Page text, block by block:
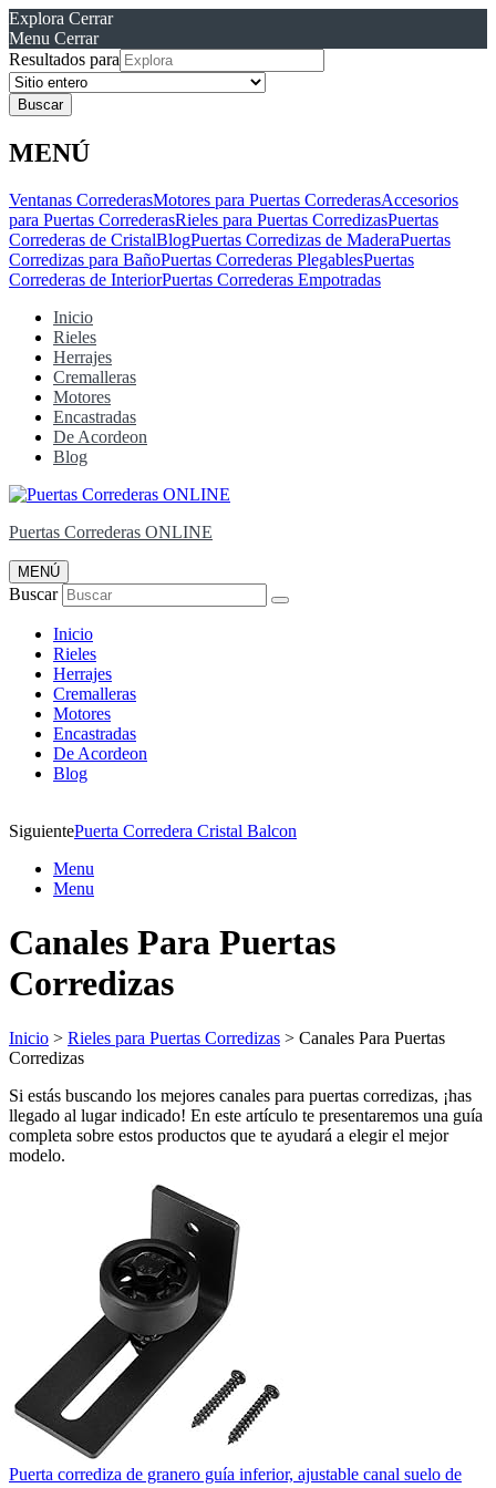
Explora Cerrar
Menu Cerrar
Resultados para
MENÚ
Ventanas CorrederasMotores para Puertas CorrederasAccesorios
para Puertas CorrederasRieles para Puertas CorredizasPuertas
Correderas de CristalBlogPuertas Corredizas de MaderaPuertas
Corredizas para BañoPuertas Correderas PlegablesPuertas
Correderas de InteriorPuertas Correderas Empotradas
Inicio
Rieles
Herrajes
Cremalleras
Motores
Encastradas
De Acordeon
Blog
Puertas Correderas ONLINE
MENÚ
Buscar
Inicio
Rieles
Herrajes
Cremalleras
Motores
Encastradas
De Acordeon
Blog
SiguientePuerta Corredera Cristal Balcon
Menu
Menu
Canales Para Puertas
Corredizas
Inicio > Rieles para Puertas Corredizas > Canales Para Puertas
Corredizas
Si estás buscando los mejores canales para puertas corredizas, ¡has
llegado al lugar indicado! En este artículo te presentaremos una guía
completa sobre estos productos que te ayudará a elegir el mejor
modelo.
Puerta corrediza de granero guía inferior, ajustable canal suelo de